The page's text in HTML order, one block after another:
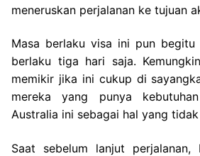
meneruskan perjalanan ke tujuan
Masa berlaku visa ini pun
berlaku tiga hari saja.
memikir jika ini cukup di
mereka yang punya
Australia ini sebagai hal yang tidak
Saat sebelum lanjut perjalanan,